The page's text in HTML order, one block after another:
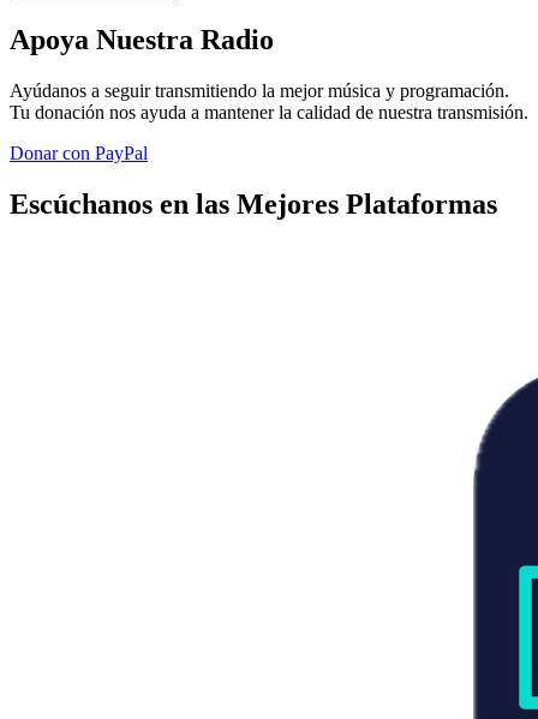
Apoya Nuestra Radio
Ayúdanos a seguir transmitiendo la mejor música y programación.
Tu donación nos ayuda a mantener la calidad de nuestra transmisión.
Donar con PayPal
Escúchanos en las Mejores Plataformas